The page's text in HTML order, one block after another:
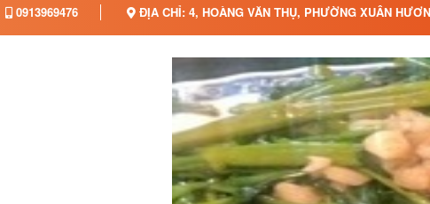
0913969476 ĐỊA CHỈ: 4, HOÀNG VĂN THỤ, PHƯỜNG XUÂN